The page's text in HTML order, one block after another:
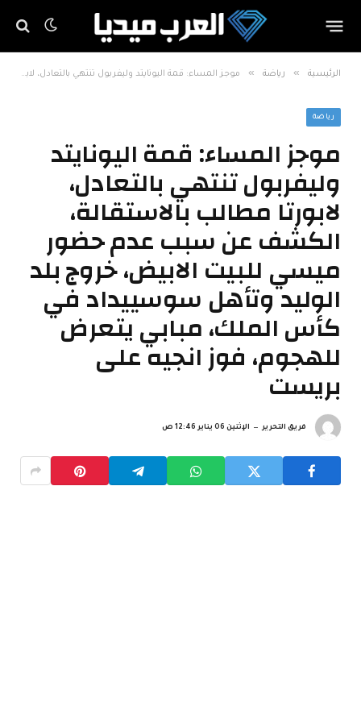
الرئيسية » رياضة » موجز المساء: قمة اليونايتد وليفربول تنتهي بالتعادل، لابورتا مطالب بالاستقالة، الكشف عن سبب عدم حضور ميسي للبيت الابيض، خروج بلد الوليد وتأهل سوسييداد في كأس الملك، مبابي يتعرض للهجوم، فوز انجيه على بريست
رياضة
موجز المساء: قمة اليونايتد
وليفربول تنتهي بالتعادل،
لابورتا مطالب بالاستقالة،
الكشف عن سبب عدم حضور
ميسي للبيت الابيض، خروج بلد
الوليد وتأهل سوسييداد في
كأس الملك، مبابي يتعرض
للهجوم، فوز انجيه على
بريست
فريق التحرير الإثنين 06 يناير 12:46 ص